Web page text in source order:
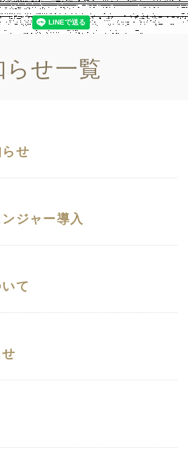
せ一覧
せ
ジャー導入
て